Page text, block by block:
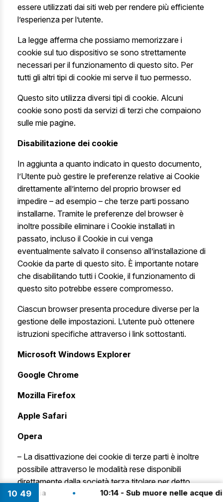
essere utilizzati dai siti web per rendere più efficiente
l’esperienza per l’utente.
La legge afferma che possiamo memorizzare i
cookie sul tuo dispositivo se sono strettamente
necessari per il funzionamento di questo sito. Per
tutti gli altri tipi di cookie mi serve il tuo permesso.
Questo sito utilizza diversi tipi di cookie. Alcuni
cookie sono posti da servizi di terzi che compaiono
sulle mie pagine.
Disabilitazione dei cookie
In aggiunta a quanto indicato in questo documento,
l’Utente può gestire le preferenze relative ai Cookie
direttamente all’interno del proprio browser ed
impedire – ad esempio – che terze parti possano
installarne. Tramite le preferenze del browser è
inoltre possibile eliminare i Cookie installati in
passato, incluso il Cookie in cui venga
eventualmente salvato il consenso all’installazione di
Cookie da parte di questo sito. È importante notare
che disabilitando tutti i Cookie, il funzionamento di
questo sito potrebbe essere compromesso.
Ciascun browser presenta procedure diverse per la
gestione delle impostazioni. L’utente può ottenere
istruzioni specifiche attraverso i link sottostanti.
Microsoft Windows Explorer
Google Chrome
Mozilla Firefox
Apple Safari
Opera
– La disattivazione dei cookie di terze parti è inoltre
possibile attraverso le modalità rese disponibili
direttamente dalla società terza titolare per detto
trattamento, come indicato ai link riportati nel
10 49
• 10:14 - Sub muore nelle acque di